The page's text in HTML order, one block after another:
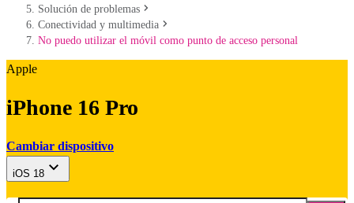
Solución de problemas
Conectividad y multimedia
No puedo utilizar el móvil como punto de acceso personal
Apple
iPhone 16 Pro
Cambiar dispositivo
iOS 18